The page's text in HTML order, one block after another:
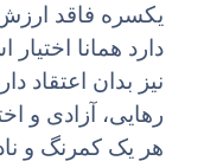
یکسره فاقد
دارد همانا
نیز بدان اعتقاد
رهایى، آزادى و
هر یک کمرنگ و